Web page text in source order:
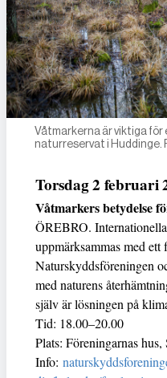
Våtmarkerna är viktiga för
naturreservat i Huddinge.
Torsdag 2 februari
Våtmarkers betydelse
ÖREBRO.
uppmärksammas med
Naturskyddsföreningen
med naturens
själv är lösningen på
Tid: 18.00–20.00
Plats: Föreningarnas
Info: